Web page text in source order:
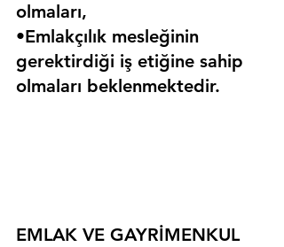
olmaları,
•Emlakçılık mesleğinin
gerektirdiği iş etiğine sahip
olmaları beklenmektedir.
EMLAK VE GAYRİMENKUL